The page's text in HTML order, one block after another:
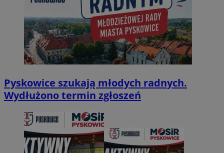
Pyskowice szukają młodych radnych.
Wydłużono termin zgłoszeń